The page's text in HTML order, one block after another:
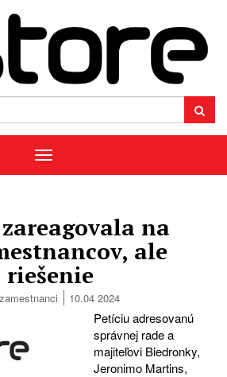
Menu
na
ale
zamestnanci 10.04 2024
Petíciu adresovanú
správnej rade a
majiteľovi Biedronky,
Jeronimo Martins,